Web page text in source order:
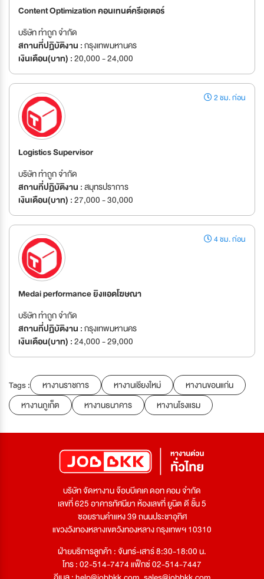
Content Optimization คอนเทนต์ครีเอเตอร์
บริษัท ทำถูก จำกัด
สถานที่ปฏิบัติงาน :กรุงเทพมหานคร
เงินเดือน(บาท) :20,000 - 24,000
2 ชม. ก่อน
Logistics Supervisor
บริษัท ทำถูก จำกัด
สถานที่ปฏิบัติงาน :สมุทรปราการ
เงินเดือน(บาท) :27,000 - 30,000
4 ชม. ก่อน
Medai performance ยิงแอดโฆษณา
บริษัท ทำถูก จำกัด
สถานที่ปฏิบัติงาน :กรุงเทพมหานคร
เงินเดือน(บาท) :24,000 - 29,000
Tags : หางานราชการ หางานเชียงใหม่
หางานขอนแก่น
หางานภูเก็ต
หางานธนาคาร หางานโรงแรม
บริษัท จัดหางาน จ๊อบบีเคเค ดอท คอม จำกัด
เลขที่ 625 อาคารทัศนียา ห้องเลขที่ ยูนิต ดี ชั้น 5
ซอยรามคำแหง 39 ถนนประชาอุทิศ
แขวงวังทองหลางเขตวังทองหลาง กรุงเทพฯ 10310
ฝ่ายบริการลูกค้า : จันทร์-เสาร์ 8:30-18:00 น.
โทร : 02-514-7474 แฟ็กซ์ 02-514-7447